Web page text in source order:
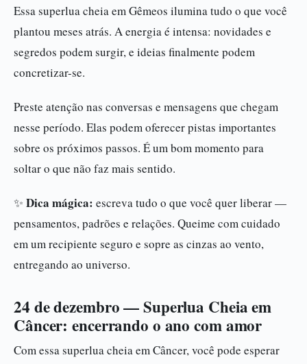
Essa superlua cheia em Gêmeos ilumina tudo o que você
plantou meses atrás. A energia é intensa: novidades e
segredos podem surgir, e ideias finalmente podem
concretizar-se.
Preste atenção nas conversas e mensagens que chegam
nesse período. Elas podem oferecer pistas importantes
sobre os próximos passos. É um bom momento para
soltar o que não faz mais sentido.
✨ Dica mágica: escreva tudo o que você quer liberar —
pensamentos, padrões e relações. Queime com cuidado
em um recipiente seguro e sopre as cinzas ao vento,
entregando ao universo.
24 de dezembro — Superlua Cheia em
Câncer: encerrando o ano com amor
Com essa superlua cheia em Câncer, você pode esperar